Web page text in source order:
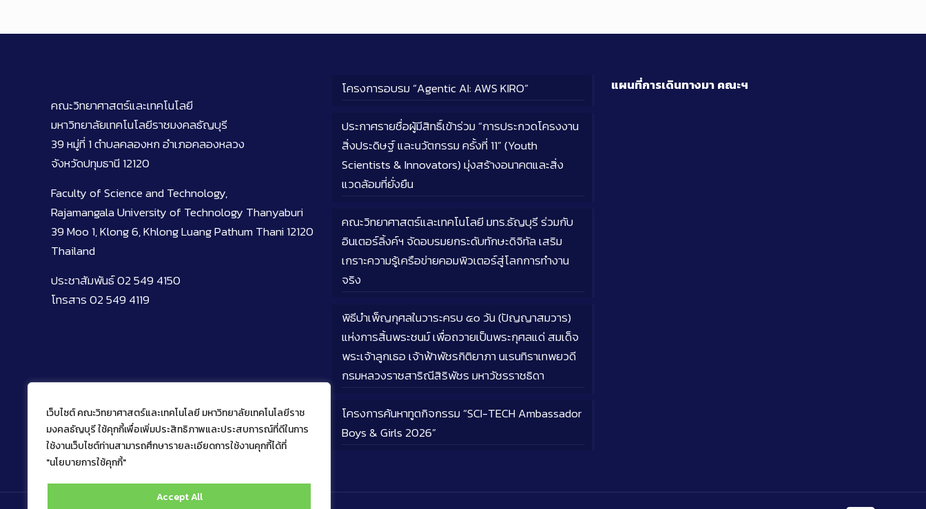
เว็บไซต์ คณะวิทยาศาสตร์และเทคโนโลยี มหาวิทยาลัยเทคโนโลยีราช
มงคลธัญบุรี ใช้คุกกี้เพื่อเพิ่มประสิทธิภาพและประสบการณ์ที่ดีในการ
ใช้งานเว็บไซต์ท่านสามารถศึกษารายละเอียดการใช้งานคุกกี้ได้ที่
"นโยบายการใช้คุกกี้"
Accept All
คณะวิทยาศาสตร์และเทคโนโลยี
มหาวิทยาลัยเทคโนโลยีราชมงคลธัญบุรี
39 หมู่ที่ 1 ตำบลคลองหก อำเภอคลองหลวง
จังหวัดปทุมธานี 12120
Faculty of Science and Technology,
Rajamangala University of Technology Thanyaburi
39 Moo 1, Klong 6, Khlong Luang Pathum Thani 12120
Thailand
ประชาสัมพันธ์ 02 549 4150
โทรสาร 02 549 4119
โครงการอบรม “Agentic AI: AWS KIRO”
ประกาศรายชื่อผู้มีสิทธิ์เข้าร่วม “การประกวดโครงงาน
สิ่งประดิษฐ์ และนวัตกรรม ครั้งที่ 11” (Youth
Scientists & Innovators) มุ่งสร้างอนาคตและสิ่ง
แวดล้อมที่ยั่งยืน
คณะวิทยาศาสตร์และเทคโนโลยี มทร.ธัญบุรี ร่วมกับ
อินเตอร์ลิ้งค์ฯ จัดอบรมยกระดับทักษะดิจิทัล เสริม
เกราะความรู้เครือข่ายคอมพิวเตอร์สู่โลกการทำงาน
จริง
พิธีบำเพ็ญกุศลในวาระครบ ๕๐ วัน (ปัญญาสมวาร)
แห่งการสิ้นพระชนม์ เพื่อถวายเป็นพระกุศลแด่ สมเด็จ
พระเจ้าลูกเธอ เจ้าฟ้าพัชรกิติยาภา นเรนทิราเทพยวดี
กรมหลวงราชสาริณีสิริพัชร มหาวัชรราชธิดา
โครงการค้นหาทูตกิจกรรม “SCI-TECH Ambassador
Boys & Girls 2026”
แผนที่การเดินทางมาคณะฯ